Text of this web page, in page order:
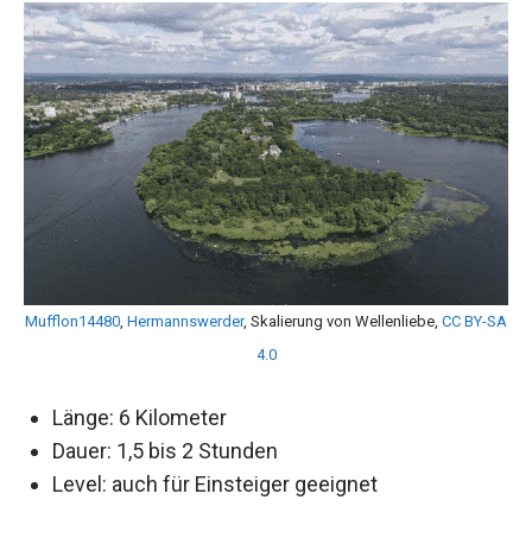
Mufflon14480 Hermannswerder, Skalierung von Wellenliebe, CC BY-SA
4.0
Länge: 6 Kilometer
Dauer: 1,5 bis 2 Stunden
Level: auch für Einsteiger geeignet